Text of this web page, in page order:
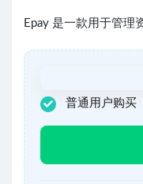
Epay 是一款用于管理
普通用户购买